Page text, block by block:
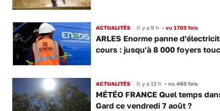
ACTUALITÉS Il y a 9 h •vu 1703 fois
ARLES Enorme panne
cours : jusqu'à 8 000 foyers
ACTUALITÉS Il y a 13 h •vu 460 fois
MÉTÉO FRANCE Quel temps
Gard ce vendredi 7 août ?